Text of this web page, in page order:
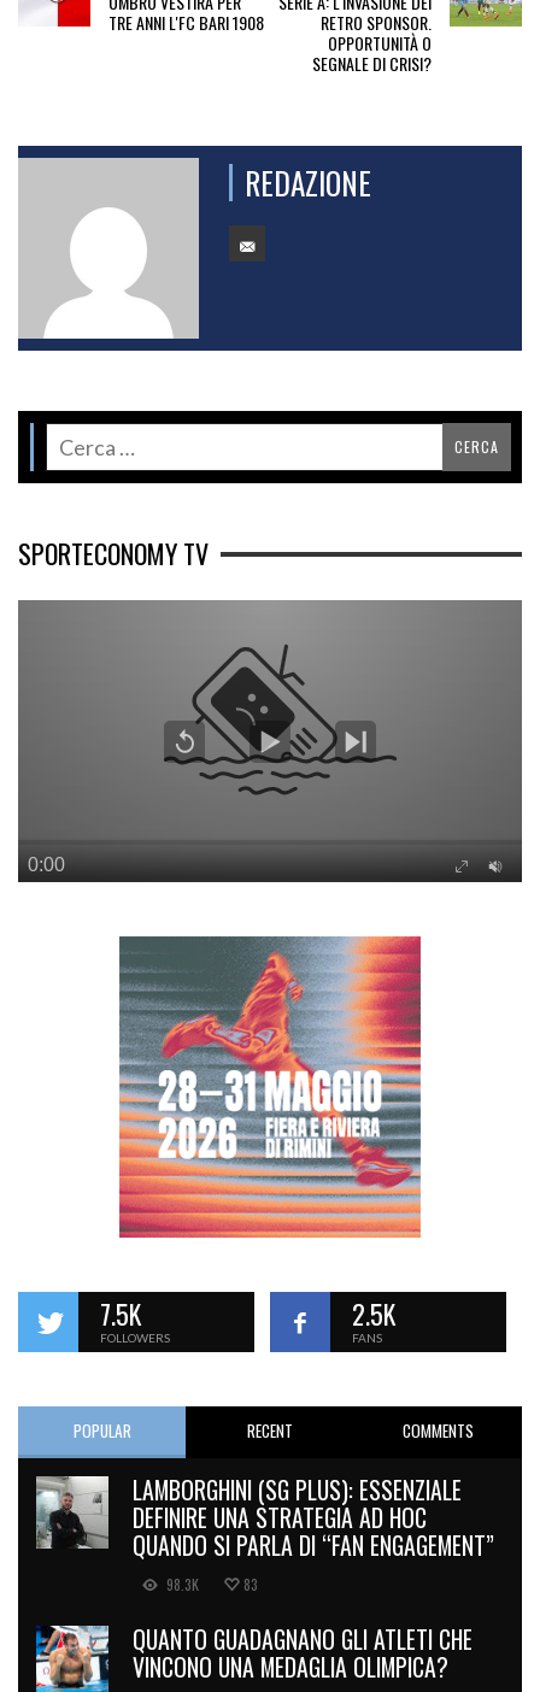
TRE ANNI L'FC BARI 1908
RETRO SPONSOR.
OPPORTUNITÀ O
SEGNALE DI CRISI?
REDAZIONE
SPORTECONOMY TV
7.5K
FOLLOWERS
2.5K
FANS
POPULAR RECENT COMMENTS
LAMBORGHINI (SG PLUS): ESSENZIALE
DEFINIRE UNA STRATEGIA AD HOC
QUANDO SI PARLA DI “FAN ENGAGEMENT”
98.3K 83
QUANTO GUADAGNANO GLI ATLETI CHE
VINCONO UNA MEDAGLIA OLIMPICA?